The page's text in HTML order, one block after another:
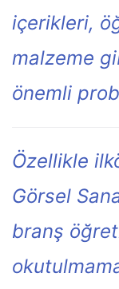
içerikleri,
malzeme
önemli
Özellikle
Görsel
branş